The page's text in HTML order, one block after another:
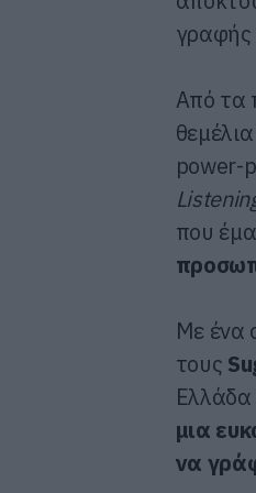
γραφής
Από τα
power-
που
Με ένα
τους
Ελλάδα
μια
να